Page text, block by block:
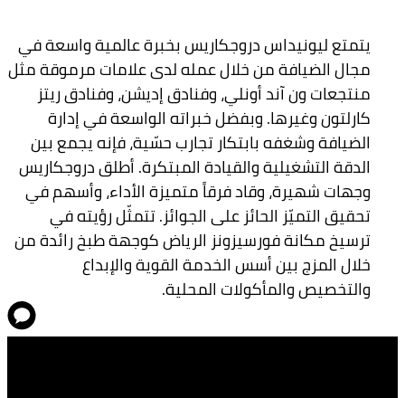
يتمتع ليونيداس دروجكاريس بخبرة عالمية واسعة في
مجال الضيافة من خلال عمله لدى علامات مرموقة مثل
منتجعات ون آند أونلي، وفنادق إديشن، وفنادق ريتز
كارلتون وغيرها. وبفضل خبراته الواسعة في إدارة
الضيافة وشغفه بابتكار تجارب حسّية، فإنه يجمع بين
الدقة التشغيلية والقيادة المبتكرة. أطلق دروجكاريس
وجهات شهيرة، وقاد فرقاً متميزة الأداء، وأسهم في
تحقيق التميّز الحائز على الجوائز. تتمثّل رؤيته في
ترسيخ مكانة فورسيزونز الرياض كوجهة طبخ رائدة من
خلال المزج بين أسس الخدمة القوية والإبداع
والتخصيص والمأكولات المحلية.